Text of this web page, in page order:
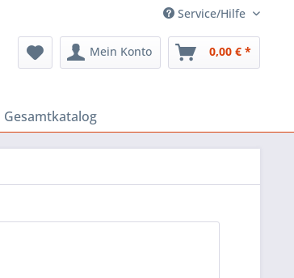
Service/Hilfe
Mein Konto 0,00 € *
Gesamtkatalog